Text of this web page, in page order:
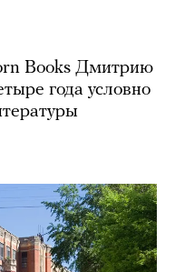
Books Дмитрию
года условно